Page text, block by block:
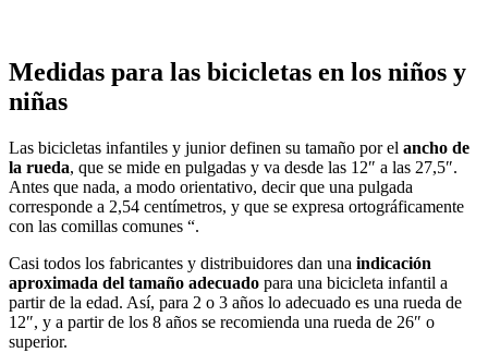
Medidas para las bicicletas en los niños y
niñas
Las bicicletas infantiles y junior definen su tamaño por el ancho de
la rueda, que se mide en pulgadas y va desde las 12″ a las 27,5″.
Antes que nada, a modo orientativo, decir que una pulgada
corresponde a 2,54 centímetros, y que se expresa ortográficamente
con las comillas comunes “.
Casi todos los fabricantes y distribuidores dan una indicación
aproximada del tamaño adecuado para una bicicleta infantil a
partir de la edad. Así, para 2 o 3 años lo adecuado es una rueda de
12″, y a partir de los 8 años se recomienda una rueda de 26″ o
superior.